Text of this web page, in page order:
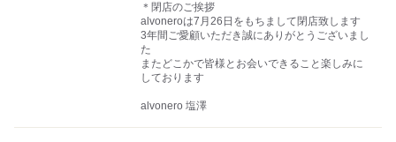
＊閉店のご挨拶
alvoneroは7月26日をもちまして閉店致します
3年間ご愛顧いただき誠にありがとうございまし
た
またどこかで皆様とお会いできること楽しみに
しております
alvonero 塩澤